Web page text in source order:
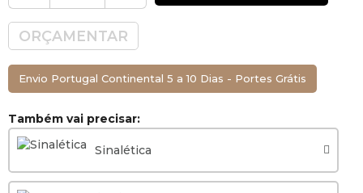
ORÇAMENTAR
Envio Portugal Continental 5 a 10 Dias - Portes Grátis
Também vai precisar:
Sinalética